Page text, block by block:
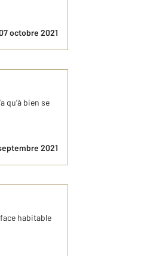
octobre 2021
qu’à bien se
2021
habitable